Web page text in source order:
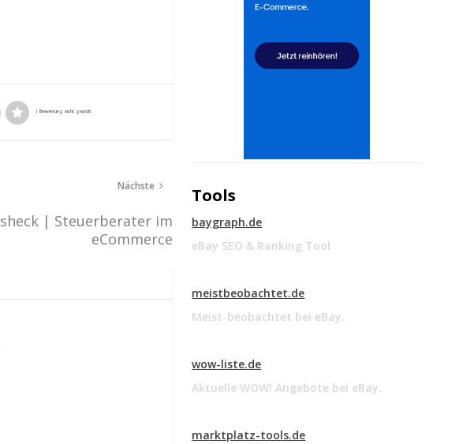
Nächste
| Steuerberater im
eCommerce
Tools
baygraph.de
eBay SEO & Ranking Tool
meistbeobachtet.de
Meist-beobachtet bei eBay.
wow-liste.de
Aktuelle WOW! Angebote bei eBay.
marktplatz-tools.de